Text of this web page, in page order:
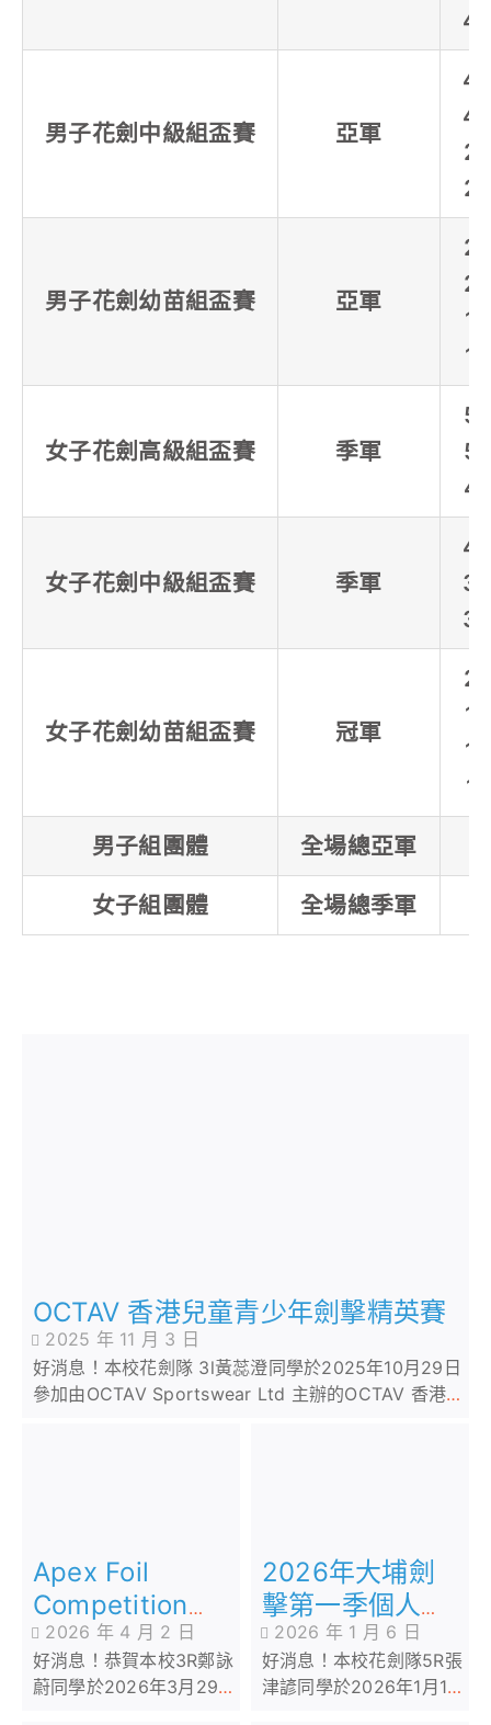
男子花劍中級組盃賽 亞軍
男子花劍幼苗組盃賽 亞軍
女子花劍高級組盃賽 季軍
女子花劍中級組盃賽 季軍
女子花劍幼苗組盃賽 冠軍
男子組團體 全場總亞軍
女子組團體 全場總季軍
OCTAV 香港兒童青少年劍擊精英賽
2025 年 11 月 3 日
好消息！本校花劍隊 3l黃蕊澄同學於2025年10月29日
參加由OCTAV Sportswear Ltd 主辦的OCTAV 香港兒
Apex Foil
Competition
2026
2026 年 4 月 2 日
好消息！恭賀本校3R鄭詠
蔚同學於2026年3月29日
2026年大埔劍
擊第一季個人花
劍分齡賽
2026 年 1 月 6 日
好消息！本校花劍隊5R張
津諺同學於2026年1月1日